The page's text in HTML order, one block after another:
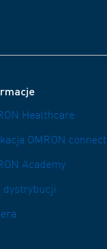
Healthcare
OMRON connect
Academy
dystrybucji